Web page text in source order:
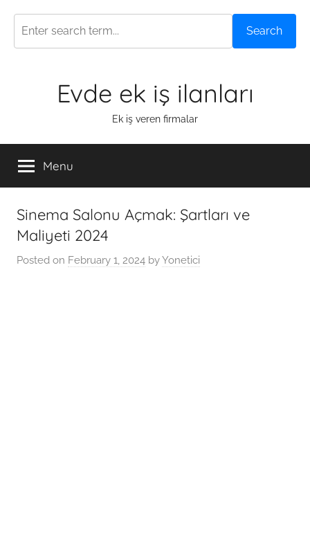
Search
Evde ek iş ilanları
Ek iş veren firmalar
Menu
Sinema Salonu Açmak: Şartları ve
Maliyeti 2024
Posted on February 1, 2024 byYonetici